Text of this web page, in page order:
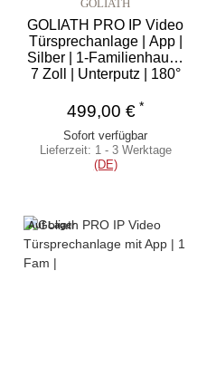
GOLIATH
GOLIATH PRO IP Video
Türsprechanlage | App |
Silber | 1-Familienhaus |
7 Zoll | Unterputz | 180°
499,00 € *
Sofort verfügbar
Lieferzeit: 1 - 3 Werktage
(DE)
Auf Lager